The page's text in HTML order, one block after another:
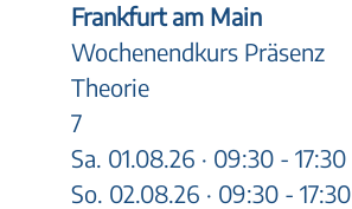
Frankfurt am Main
Wochenendkurs Präsenz
Theorie
7
Sa. 01.08.26 · 09:30 - 17:30
So. 02.08.26 · 09:30 - 17:30